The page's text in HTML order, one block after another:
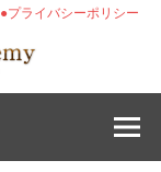
●プライバシーポリシー